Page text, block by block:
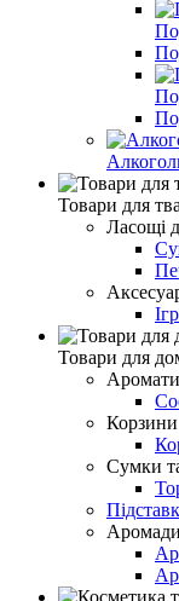
Товари для
Ласощі
Товари для
Корзини
Сумки